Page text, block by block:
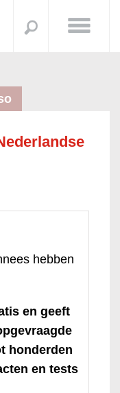
hebben
en geeft
honderden
en tests